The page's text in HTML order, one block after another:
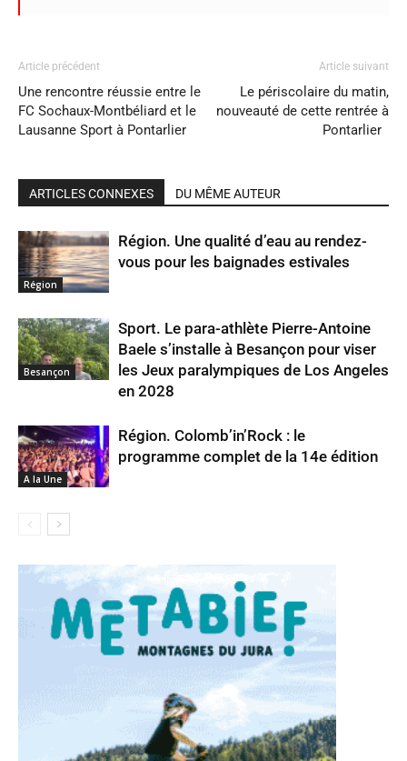
Article précédent
Une rencontre réussie entre le
FC Sochaux-Montbéliard et le
Lausanne Sport à Pontarlier
Article suivant
Le périscolaire du matin,
nouveauté de cette rentrée à
Pontarlier
ARTICLES CONNEXES DU MÊME AUTEUR
Région
Région. Une qualité d’eau au rendez-
vous pour les baignades estivales
Besançon
Sport. Le para-athlète Pierre-Antoine
Baele s’installe à Besançon pour viser
les Jeux paralympiques de Los Angeles
en 2028
A la Une
Région. Colomb’in’Rock : le
programme complet de la 14e édition